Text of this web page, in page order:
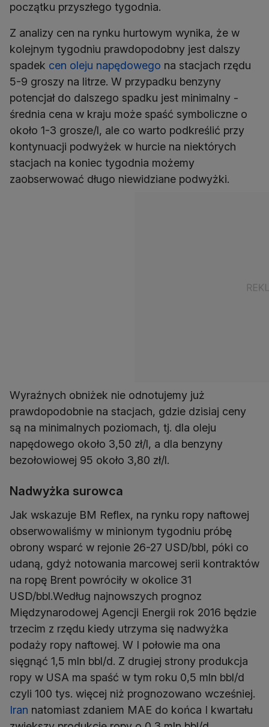
początku przyszłego tygodnia.
Z analizy cen na rynku hurtowym wynika, że w
kolejnym tygodniu prawdopodobny jest dalszy
spadek cen oleju napędowego na stacjach rzędu
5-9 groszy na litrze. W przypadku benzyny
potencjał do dalszego spadku jest minimalny -
średnia cena w kraju może spaść symboliczne o
około 1-3 grosze/l, ale co warto podkreślić przy
kontynuacji podwyżek w hurcie na niektórych
stacjach na koniec tygodnia możemy
zaobserwować długo niewidziane podwyżki.
Wyraźnych obniżek nie odnotujemy już
prawdopodobnie na stacjach, gdzie dzisiaj ceny
są na minimalnych poziomach, tj. dla oleju
napędowego około 3,50 zł/l, a dla benzyny
bezołowiowej 95 około 3,80 zł/l.
Nadwyżka surowca
Jak wskazuje BM Reflex, na rynku ropy naftowej
obserwowaliśmy w minionym tygodniu próbę
obrony wsparć w rejonie 26-27 USD/bbl, póki co
udaną, gdyż notowania marcowej serii kontraktów
na ropę Brent powróciły w okolice 31
USD/bbl.Według najnowszych prognoz
Międzynarodowej Agencji Energii rok 2016 będzie
trzecim z rzędu kiedy utrzyma się nadwyżka
podaży ropy naftowej. W I połowie ma ona
sięgnąć 1,5 mln bbl/d. Z drugiej strony produkcja
ropy w USA ma spaść w tym roku 0,5 mln bbl/d
czyli 100 tys. więcej niż prognozowano wcześniej.
Iran natomiast zdaniem MAE do końca I kwartału